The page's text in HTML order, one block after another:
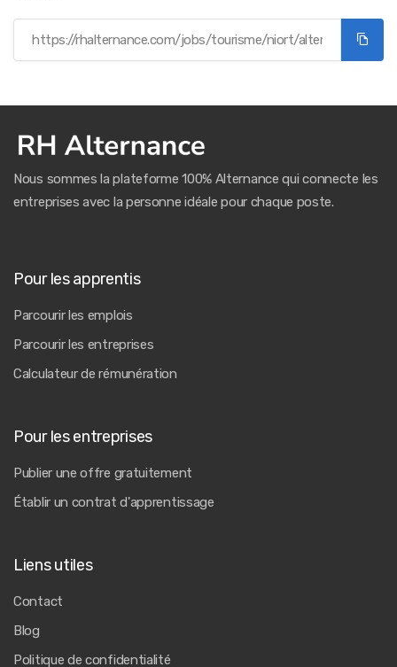
Nous sommes la plateforme 100% Alternance qui connecte les
entreprises avec la personne idéale pour chaque poste.
Pour les apprentis
Parcourir les emplois
Parcourir les entreprises
Calculateur de rémunération
Pour les entreprises
Publier une offre gratuitement
Établir un contrat d'apprentissage
Liens utiles
Contact
Blog
Politique de confidentialité